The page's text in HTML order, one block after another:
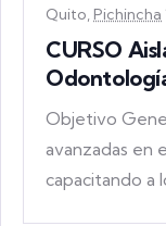
Quito, Pichincha
CURSO
Objetivo
avanzadas en
capacitando a